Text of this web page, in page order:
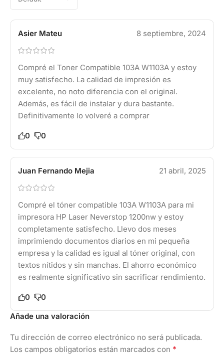
Asier Mateu 8 septiembre, 2024
Compré el Toner Compatible 103A W1103A y estoy
muy satisfecho. La calidad de impresión es
excelente, no noto diferencia con el original.
Además, es fácil de instalar y dura bastante.
Definitivamente lo volveré a comprar
0 0
Juan Fernando Mejia 21 abril, 2025
Compré el tóner compatible 103A W1103A para mi
impresora HP Laser Neverstop 1200nw y estoy
completamente satisfecho. Llevo dos meses
imprimiendo documentos diarios en mi pequeña
empresa y la calidad es igual al tóner original, con
textos nítidos y sin manchas. El ahorro económico
es realmente significativo sin sacrificar rendimiento.
0
0
Añade una valoración
Tu dirección de correo electrónico no será publicada.
Los campos obligatorios están marcados con *